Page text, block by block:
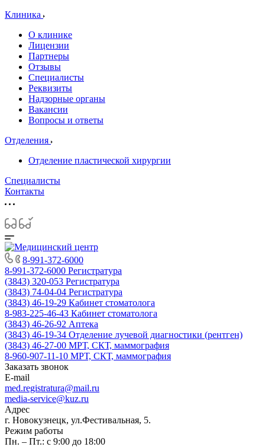
Клиника
О клинике
Лицензии
Партнеры
Отзывы
Специалисты
Реквизиты
Надзорные органы
Вакансии
Вопросы и ответы
Отделения
Отделение пластической хирургии
Специалисты
Контакты
8-991-372-6000
8-991-372-6000 Регистратура
(3843) 320-053 Регистратура
(3843) 74-04-04 Регистратура
(3843) 46-19-29 Кабинет стоматолога
8-983-225-46-43 Кабинет стоматолога
(3843) 46-26-92 Аптека
(3843) 46-19-34 Отделение лучевой диагностики (рентген)
(3843) 46-27-00 МРТ, СКТ, маммография
8-960-907-11-10 МРТ, СКТ, маммография
Заказать звонок
E-mail
med.registratura@mail.ru
media-service@kuz.ru
Адрес
г. Новокузнецк, ул.Фестивальная, 5.
Режим работы
Пн. – Пт.: с 9:00 до 18:00